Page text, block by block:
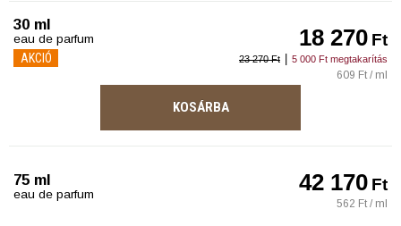
30 ml
eau de parfum
AKCIÓ 23 270 Ft | 5 000 Ft megtakarítás
18 270Ft
609 Ft / ml
KOSÁRBA
75 ml
eau de parfum 42 170Ft
562 Ft / ml